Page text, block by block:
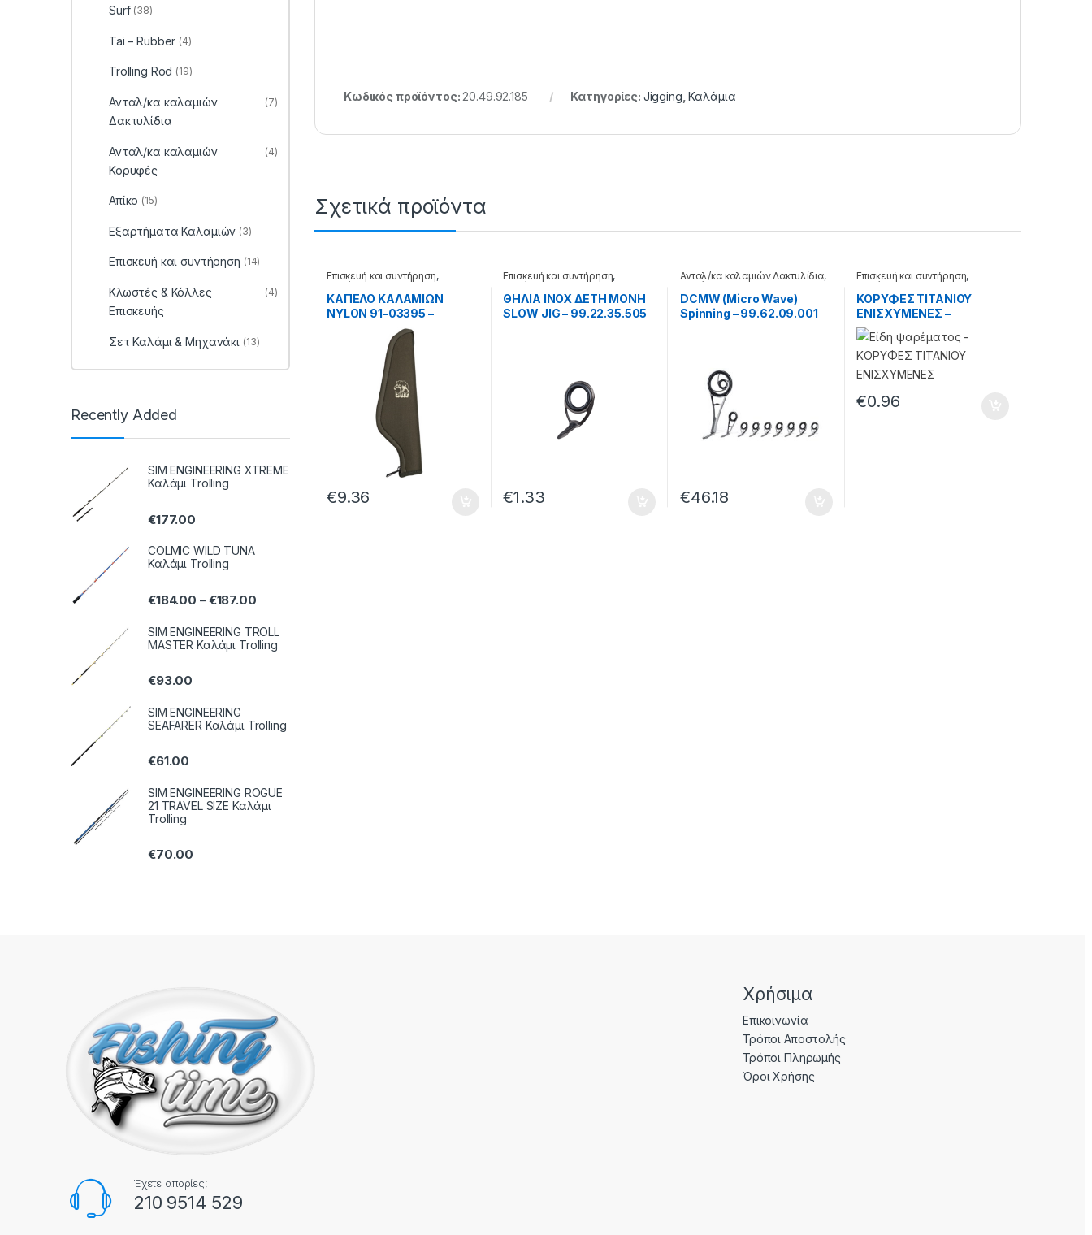
Κωδικός προϊόντος: 20.49.92.185 Κατηγορίες: Jigging ,Καλάμια
Σχετικά προϊόντα
Επισκευή και συντήρηση,
Καλάμια
ΚΑΠΕΛΟ ΚΑΛΑΜΙΩΝ
NYLON 91-03395 –
99.61.29.004
€9.36
Επισκευή και συντήρηση,
Καλάμια
ΘΗΛΙΑ INOX ΔΕΤΗ ΜΟΝΗ
SLOW JIG – 99.22.35.505
€1.33
Ανταλ/κα καλαμιών Δακτυλίδια,
Καλάμια
DCMW (Micro Wave)
Spinning – 99.62.09.001
€46.18
Επισκευή και συντήρηση,
Καλάμια
ΚΟΡΥΦΕΣ ΤΙΤΑΝΙΟΥ
ΕΝΙΣΧΥΜΕΝΕΣ –
99.22.55.316
€0.96
Surf (38)
Tai – Rubber (4)
Trolling Rod (19)
Ανταλ/κα καλαμιών
Δακτυλίδια
(7)
Ανταλ/κα καλαμιών
Κορυφές
(4)
Απίκο (15)
Εξαρτήματα Καλαμιών (3)
Επισκευή και συντήρηση (14)
Κλωστές & Κόλλες
Επισκευής
(4)
Σετ Καλάμι & Μηχανάκι (13)
Recently Added
SIM ENGINEERING XTREME
Καλάμι Trolling
€177.00
COLMIC WILD TUNA
Καλάμι Trolling
€184.00 – €187.00
SIM ENGINEERING TROLL
MASTER Καλάμι Trolling
€93.00
SIM ENGINEERING
SEAFARER Καλάμι Trolling
€61.00
SIM ENGINEERING ROGUE
21 TRAVEL SIZE Καλάμι
Trolling
€70.00
Έχετε απορίες;
210 9514 529
Χρήσιμα
Επικοινωνία
Τρόποι Αποστολής
Τρόποι Πληρωμής
Όροι Χρήσης